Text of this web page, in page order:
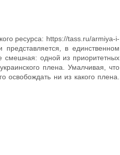
ресурса: https://tass.ru/armiya-i-
в единственном
смешная: одной из приоритетных
плена. Умалчивая, что
ни из какого плена.